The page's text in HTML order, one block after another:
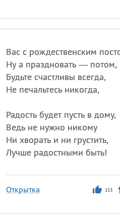
Вас с рождественским
Ну а праздновать — потом,
Будьте счастливы всегда,
Не печальтесь никогда,
Радость будет пусть в дому,
Ведь не нужно никому
Ни хворать и ни грустить,
Лучше радостными быть!
Открытка 153